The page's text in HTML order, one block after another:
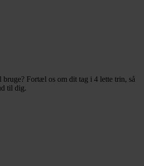
Fortæl os om dit tag i 4 lette trin, så
til dig.